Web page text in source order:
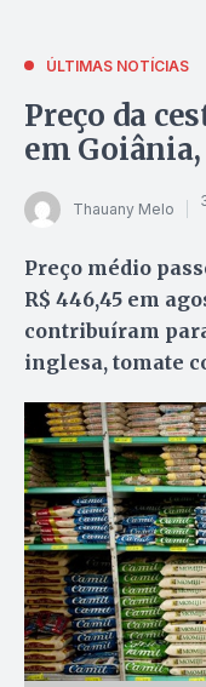
ÚLTIMAS NOTÍCIAS
Preço da
em
Thauany Melo
Preço médio
R$ 446,45 em
contribuíram
inglesa, tomate